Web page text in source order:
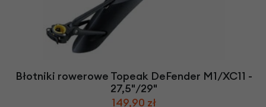
Błotniki rowerowe Topeak DeFender M1/XC11 -
27,5"/29"
149,90 zł